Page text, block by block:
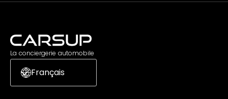
La conciergerie automobile
Français